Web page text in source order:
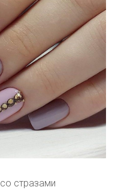
стразами